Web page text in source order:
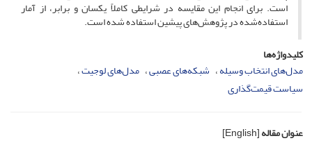
است. برای انجام این مقایسه در شرایطی کاملاً یکسان و برابر، از آمار
استفاده‌شده در پژوهش‌های پیشین استفاده شده است.
کلیدواژه‌ها
مدل‌های انتخاب وسیله شبکه‌های عصبی مدل‌های لوجیت
سیاست قیمت‌گذاری
عنوان مقاله[English]